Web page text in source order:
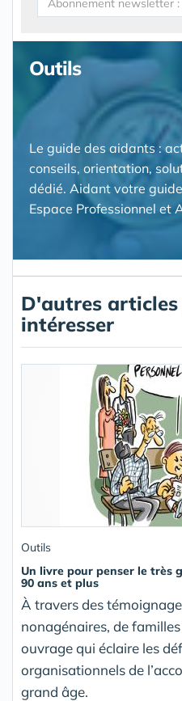
Outils
Le guide des aidants :
conseils, orientation,
dédié. Aidant votre
Espace Professionnel et
D'autres
intéresser
Outils
Un livre pour penser le très
90 ans et plus
À travers des
nonagénaires, de
ouvrage qui éclaire les
organisationnels de
grand âge.